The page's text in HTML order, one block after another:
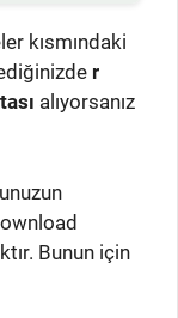
kısmındaki
r
alıyorsanız
Bunun için